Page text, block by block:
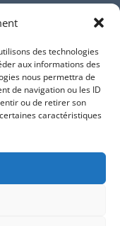
des technologies
aux informations des
nous permettra de
de navigation ou les ID
ou de retirer son
caractéristiques